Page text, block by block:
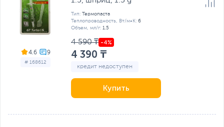
4.6
# 168612
Тип: Термопаста
Теплопроводность, Вт/м•К: 6
Объем, мл/г: 1.5
4 590 ₸
4 390 ₸
кредит недоступен
Купить